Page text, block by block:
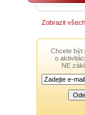
Zobrazit
Chcete být
o
NE